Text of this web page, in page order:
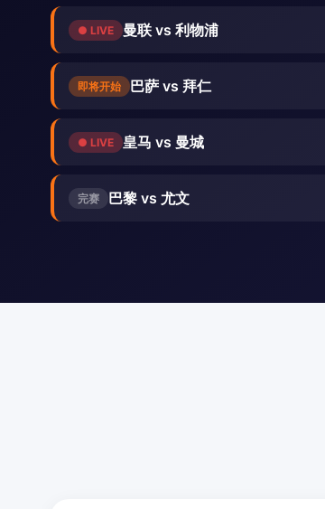
● LIVE 曼联 vs 利物浦
即将开始 巴萨 vs 拜仁
● LIVE 皇马 vs 曼城
完赛 巴黎 vs 尤文